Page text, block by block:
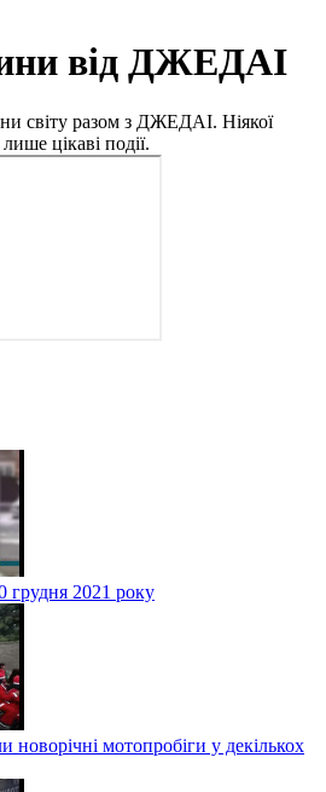
від ДЖЕДАІ
світу разом з ДЖЕДАІ. Ніякої
цікаві події.
грудня 2021 року
мотопробіги у декількох